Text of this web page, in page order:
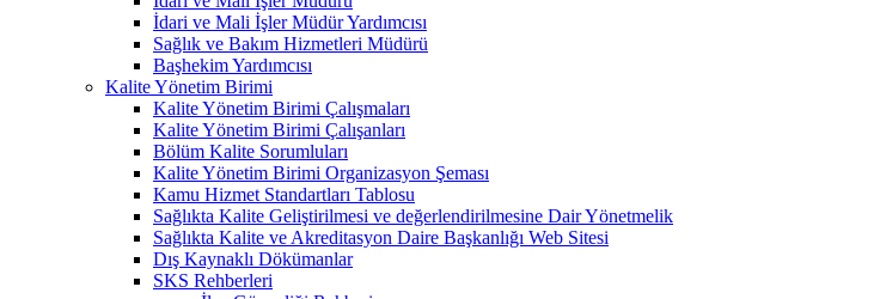
İdari ve Mali İşler Müdür Yardımcısı
Sağlık ve Bakım Hizmetleri Müdürü
Başhekim Yardımcısı
Kalite Yönetim Birimi
Kalite Yönetim Birimi Çalışmaları
Kalite Yönetim Birimi Çalışanları
Bölüm Kalite Sorumluları
Kalite Yönetim Birimi Organizasyon Şeması
Kamu Hizmet Standartları Tablosu
Sağlıkta Kalite Geliştirilmesi ve değerlendirilmesine Dair Yönetmelik
Sağlıkta Kalite ve Akreditasyon Daire Başkanlığı Web Sitesi
Dış Kaynaklı Dökümanlar
SKS Rehberleri